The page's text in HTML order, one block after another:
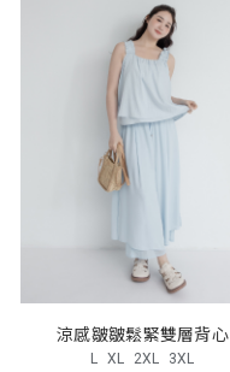
涼感皺皺鬆緊雙層背心
L XL 2XL 3XL